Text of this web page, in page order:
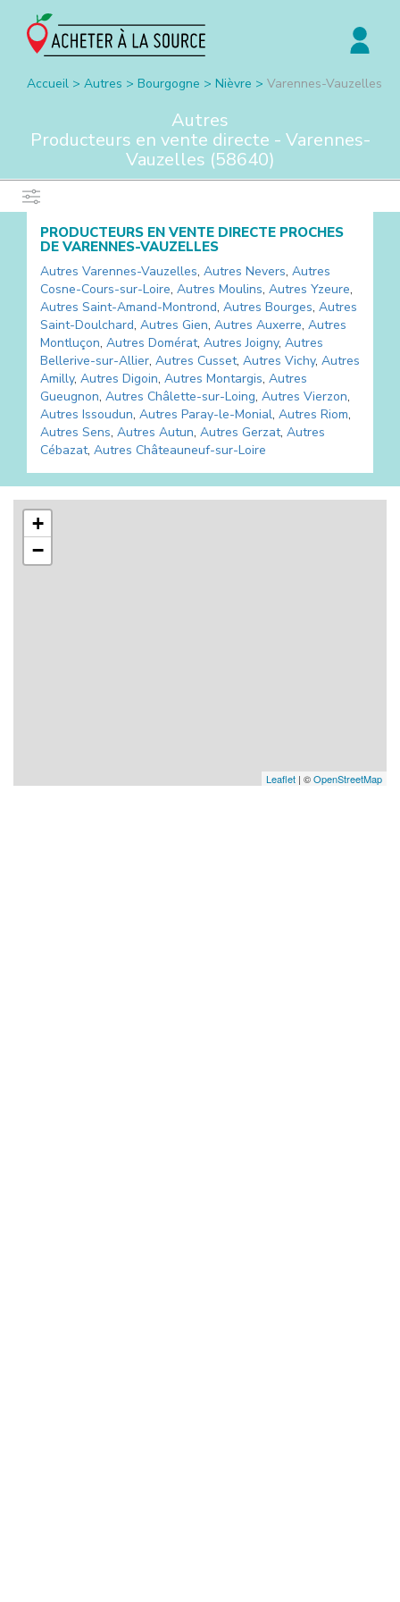
Accueil > Autres > Bourgogne > Nièvre > Varennes-Vauzelles
Autres
Producteurs en vente directe - Varennes-
Vauzelles (58640)
PRODUCTEURS EN VENTE DIRECTE PROCHES
DE VARENNES-VAUZELLES
Autres Varennes-Vauzelles, Autres Nevers, Autres
Cosne-Cours-sur-Loire, Autres Moulins, Autres Yzeure,
Autres Saint-Amand-Montrond, Autres Bourges, Autres
Saint-Doulchard, Autres Gien, Autres Auxerre, Autres
Montluçon, Autres Domérat, Autres Joigny, Autres
Bellerive-sur-Allier, Autres Cusset, Autres Vichy, Autres
Amilly, Autres Digoin, Autres Montargis, Autres
Gueugnon, Autres Châlette-sur-Loing, Autres Vierzon,
Autres Issoudun, Autres Paray-le-Monial, Autres Riom,
Autres Sens, Autres Autun, Autres Gerzat, Autres
Cébazat, Autres Châteauneuf-sur-Loire
+
−
Leaflet | ©OpenStreetMap